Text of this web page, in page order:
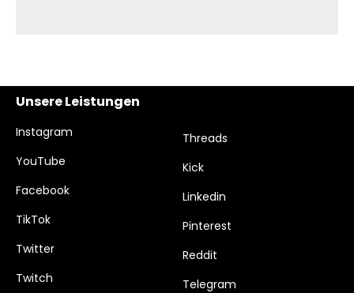
Unsere Leistungen
Instagram
YouTube
Facebook
TikTok
Twitter
Twitch
Threads
Kick
Linkedin
Pinterest
Reddit
Telegram